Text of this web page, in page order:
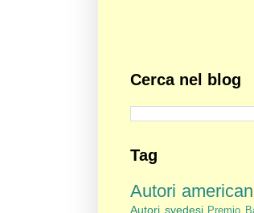
Cerca nel blog
Tag
Autori
Autori svedesi Premio